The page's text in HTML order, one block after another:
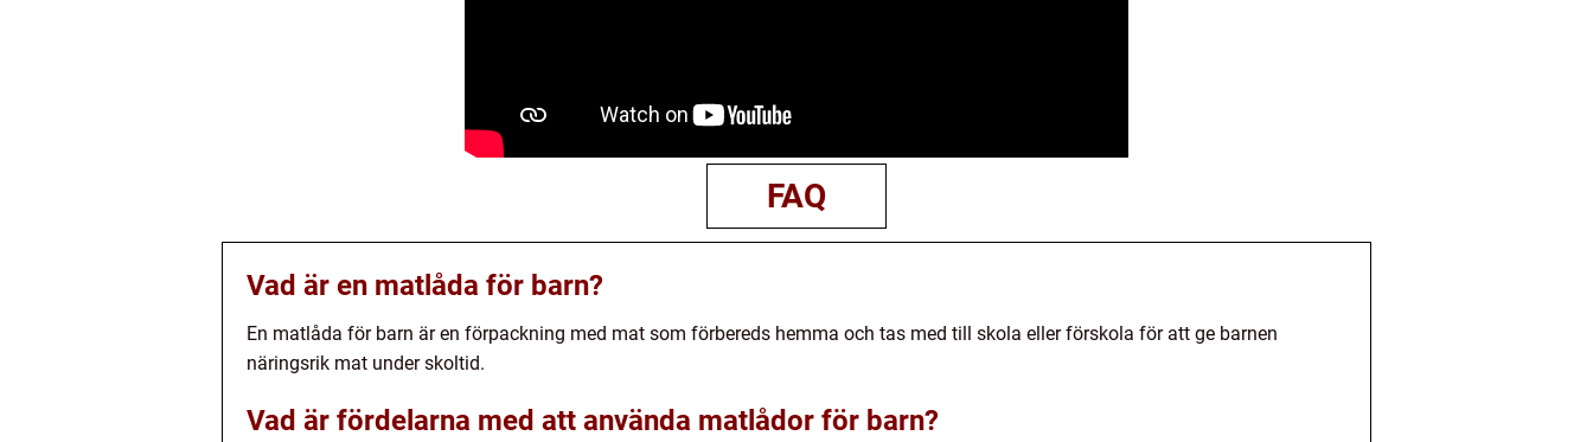
FAQ
Vad är en matlåda för barn?
En matlåda för barn är en förpackning med mat som förbereds hemma och tas med till skola eller förskola för att ge barnen
näringsrik mat under skoltid.
Vad är fördelarna med att använda matlådor för barn?